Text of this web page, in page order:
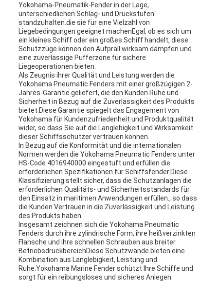
Yokohama-Pneumatik-Fender in der Lage,
unterschiedlichen Schlag- und Druckstufen
standzuhalten.die sie für eine Vielzahl von
Liegebedingungen geeignet machenEgal, ob es sich um
ein kleines Schiff oder ein großes Schiff handelt, diese
Schutzzüge können den Aufprall wirksam dämpfen und
eine zuverlässige Pufferzone für sichere
Liegeoperationen bieten.
Als Zeugnis ihrer Qualität und Leistung werden die
Yokohama Pneumatic Fenders mit einer großzügigen 2-
Jahres-Garantie geliefert, die den Kunden Ruhe und
Sicherheit in Bezug auf die Zuverlässigkeit des Produkts
bietet.Diese Garantie spiegelt das Engagement von
Yokohama für Kundenzufriedenheit und Produktqualität
wider, so dass Sie auf die Langlebigkeit und Wirksamkeit
dieser Schiffsschützer vertrauen können.
In Bezug auf die Konformität und die internationalen
Normen werden die Yokohama Pneumatic Fenders unter
HS-Code 4016940000 eingestuft und erfüllen die
erforderlichen Spezifikationen für Schiffsfender.Diese
Klassifizierung stellt sicher, dass die Schutzanlagen die
erforderlichen Qualitäts- und Sicherheitsstandards für
den Einsatz in maritimen Anwendungen erfüllen., so dass
die Kunden Vertrauen in die Zuverlässigkeit und Leistung
des Produkts haben.
Insgesamt zeichnen sich die Yokohama Pneumatic
Fenders durch ihre zylindrische Form, ihre heißverzinkten
Flansche und ihre schnellen Schrauben aus.breiter
BetriebsdruckbereichDiese Schutzwände bieten eine
Kombination aus Langlebigkeit, Leistung und
Ruhe.Yokohama Marine Fender schützt Ihre Schiffe und
sorgt für ein reibungsloses und sicheres Anlegen.